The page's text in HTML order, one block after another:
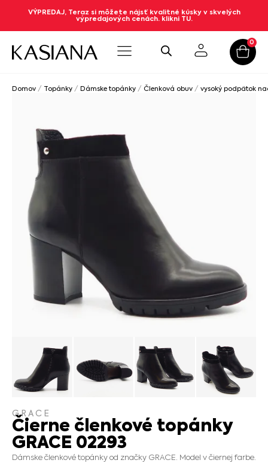
VÝPREDAJ, Teraz si môžete nájsť kvalitné kúsky v skvelých
výpredajových cenách. klikni TU.
0
Domov / Topánky / Dámske topánky / Členková obuv / vysoký podpätok
GRACE
Čierne členkové topánky
GRACE 02293
Dámske členkové topánky od značky GRACE. Model v čiernej farbe.